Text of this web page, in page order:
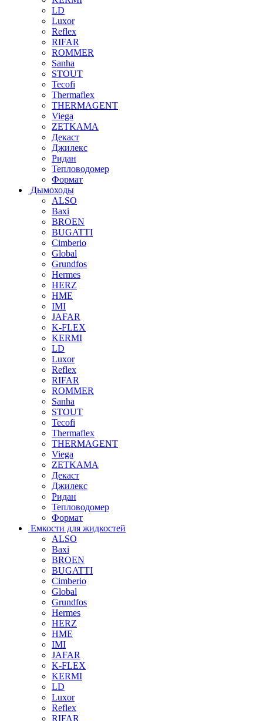
LD
Luxor
Reflex
RIFAR
ROMMER
Sanha
STOUT
Tecofi
Thermaflex
THERMAGENT
Viega
ZETKAMA
Декаст
Джилекс
Ридан
Тепловодомер
Формат
Дымоходы
ALSO
Baxi
BROEN
BUGATTI
Cimberio
Global
Grundfos
Hermes
HERZ
HME
IMI
JAFAR
K-FLEX
KERMI
LD
Luxor
Reflex
RIFAR
ROMMER
Sanha
STOUT
Tecofi
Thermaflex
THERMAGENT
Viega
ZETKAMA
Декаст
Джилекс
Ридан
Тепловодомер
Формат
Емкости для жидкостей
ALSO
Baxi
BROEN
BUGATTI
Cimberio
Global
Grundfos
Hermes
HERZ
HME
IMI
JAFAR
K-FLEX
KERMI
LD
Luxor
Reflex
RIFAR